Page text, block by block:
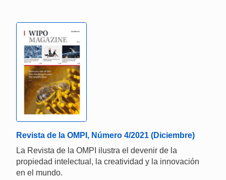
Revista de la OMPI, Número 4/2021 (Diciembre)
La Revista de la OMPI ilustra el devenir de la
propiedad intelectual, la creatividad y la innovación
en el mundo.